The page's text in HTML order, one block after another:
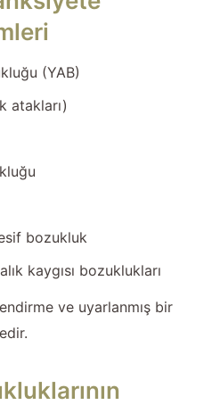
(YAB)
atakları)
bozukluk
kaygısı bozuklukları
ve uyarlanmış bir